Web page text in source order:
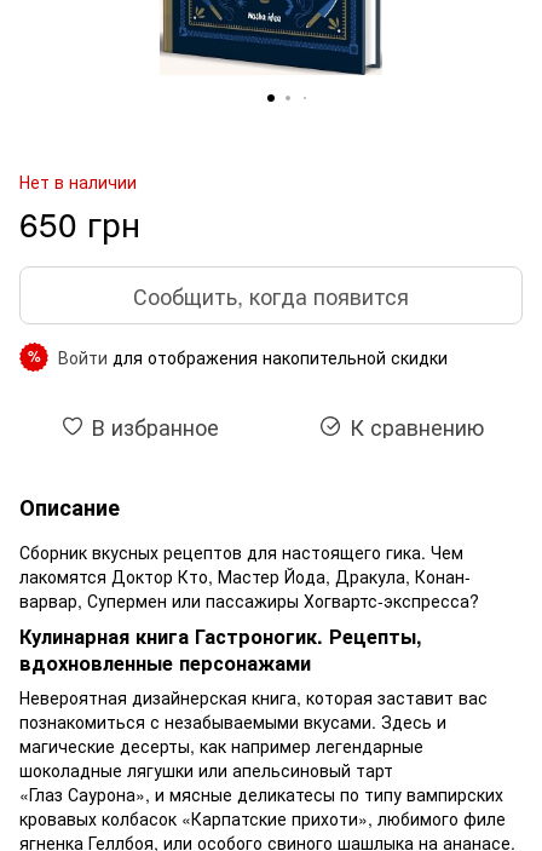
Нет в наличии
650 грн
Сообщить, когда появится
% Войти для отображения накопительной скидки
В избранное К сравнению
Описание
Сборник вкусных рецептов для настоящего гика. Чем
лакомятся Доктор Кто, Мастер Йода, Дракула, Конан-
варвар, Супермен или пассажиры Хогвартс-экспресса?
Кулинарная книга Гастроногик. Рецепты,
вдохновленные персонажами
Невероятная дизайнерская книга, которая заставит вас
познакомиться с незабываемыми вкусами. Здесь и
магические десерты, как например легендарные
шоколадные лягушки или апельсиновый тарт
«Глаз Саурона», и мясные деликатесы по типу вампирских
кровавых колбасок «Карпатские прихоти», любимого филе
ягненка Геллбоя, или особого свиного шашлыка на ананасе.